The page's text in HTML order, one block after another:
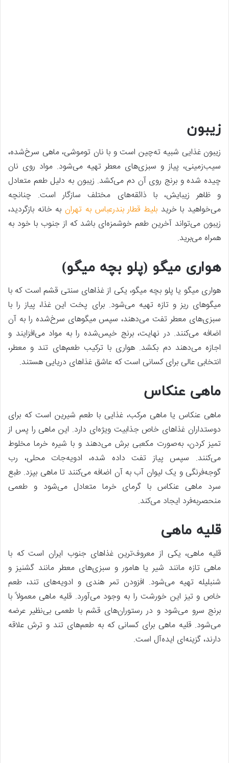
زیبون
زیبون غذایی شبیه ته‌چین است و با نان توموشی، ماهی سرخ‌شده،
سیب‌زمینی، پیاز و سبزی‌های معطر تهیه می‌شود. مواد روی نان
چیده شده و برنج روی آن دم می‌کشد. زیبون به ‌دلیل طعم متعادل
و ظاهر زیبایش، با ذائقه‌های مختلف سازگار است. چنانچه
می‌خواهید با خریدبلیط قطار بندرعباس به تهران به خانه بازگردید،
زیبون می‌تواند آخرین طعم خوشمزه‌ای باشد که از جنوب با خود به
همراه می‌برید.
هواری میگو (پلو بچه میگو)
هواری میگو یا پلو بچه میگو، یکی از غذاهای سنتی قشم است که با
میگوهای ریز و تازه تهیه می‌شود. برای پخت این غذا، پیاز را با
سبزی‌های معطر تفت می‌دهند، سپس میگوهای سرخ‌شده را به آن
اضافه می‌کنند. در نهایت، برنج خیس‌شده را به مواد می‌افزایند و
اجازه می‌دهند دم بکشد. هواری با ترکیب طعم‌های تند و معطر،
انتخابی عالی برای کسانی است که عاشق غذاهای دریایی هستند.
ماهی عنکاس
ماهی عنکاس یا ماهی مرکب، غذایی با طعم شیرین است که برای
دوستداران غذاهای خاص جذابیت ویژه‌ای دارد. این ماهی را پس از
تمیز کردن، به‌صورت مکعبی برش می‌دهند و با شیره خرما مخلوط
می‌کنند. سپس پیاز تفت داده شده، ادویه‌جات محلی، رب
گوجه‌فرنگی و یک لیوان آب به آن اضافه می‌کنند تا ماهی بپزد. طبع
سرد ماهی عنکاس با گرمای خرما متعادل می‌شود و طعمی
منحصربه‌فرد ایجاد می‌کند.
قلیه ماهی
قلیه ماهی، یکی از معروف‌ترین غذاهای جنوب ایران است که با
ماهی تازه مانند شیر یا هامور و سبزی‌های معطر مانند گشنیز و
شنبلیله تهیه می‌شود. افزودن تمر هندی و ادویه‌های تند، طعم
خاص و تیز این خورشت را به وجود می‌آورد. قلیه ماهی معمولاً با
برنج سرو می‌شود و در رستوران‌های قشم با طعمی بی‌نظیر عرضه
می‌شود. قلیه ماهی برای کسانی که به طعم‌های تند و ترش علاقه
دارند، گزینه‌ای ایده‌آل است.